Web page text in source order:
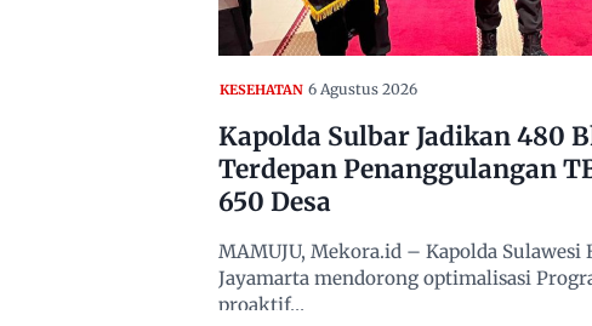
KESEHATAN 6 Agustus 2026
Kapolda Sulbar Jadikan 480
Terdepan Penanggulangan
650 Desa
MAMUJU, Mekora.id – Kapolda
Jayamarta mendorong optimalisasi
proaktif…